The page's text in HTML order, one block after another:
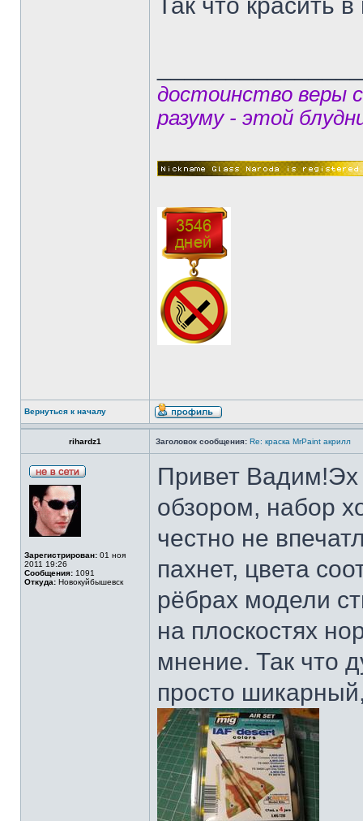
достоинство веры
разуму - этой
Вернуться к началу
rihardz1 Заголовок сообщения: Re: краска MrPaint акрилл
Зарегистрирован: 01 ноя
2011 19:26
Сообщения: 1091
Откуда: Новокуйбышевск
Привет
обзором, набор
честно не
пахнет, цвета
рёбрах модели
на плоскостях
мнение. Так что
просто